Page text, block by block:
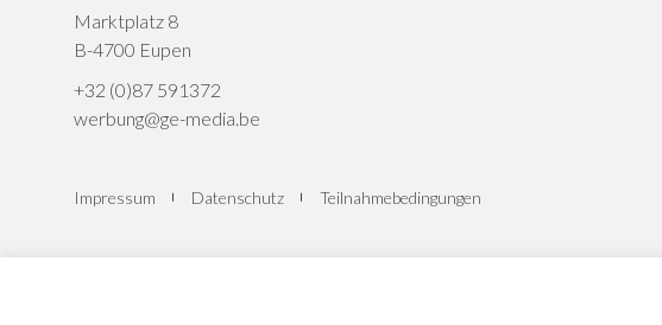
Marktplatz 8
B-4700 Eupen
+32 (0)87 591372
werbung@ge-media.be
Impressum Datenschutz Teilnahmebedingungen